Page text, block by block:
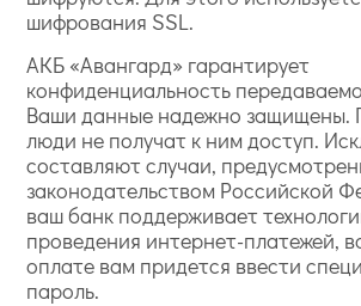
шифрования SSL.
АКБ «Авангард» гарантирует
конфиденциальность
Ваши данные надежно защищены.
люди не получат к ним доступ.
составляют случаи,
законодательством Российской
ваш банк поддерживает
проведения интернет-платежей,
оплате вам придется ввести
пароль.